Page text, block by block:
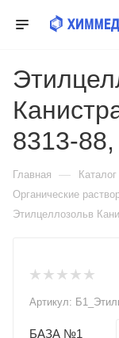
8313-
Главная — Каталог
Органические
Этилцеллозольв
Артикул:
БАЗА №1